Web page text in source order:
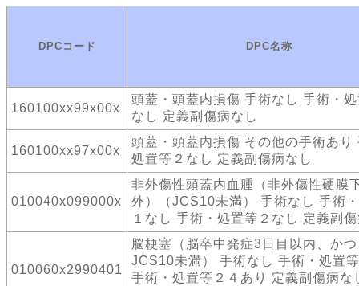
DPCコード DPC名称
160100xx99x00x
頭蓋・頭蓋内損傷 手術なし 手術・
なし 定義副傷病なし
160100xx97x00x
頭蓋・頭蓋内損傷 その他の手術あり
処置等２なし 定義副傷病なし
010040x099000x
非外傷性頭蓋内血腫（非外傷性硬膜
外）（JCS10未満） 手術なし 手術
１なし 手術・処置等２なし 定義副
010060x2990401
脳梗塞（脳卒中発症3日目以内、か
JCS10未満） 手術なし 手術・処置
手術・処置等２４あり 定義副傷病な